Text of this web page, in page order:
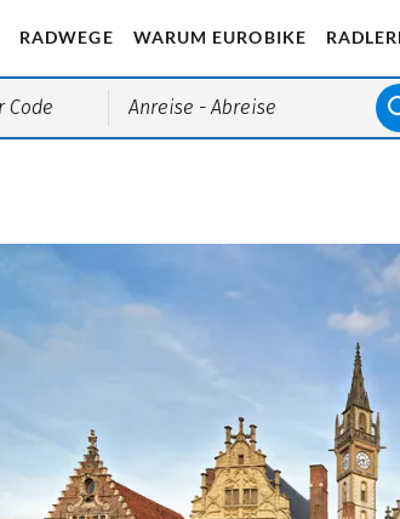
RADWEGE WARUM EUROBIKE
Anreise - Abreise